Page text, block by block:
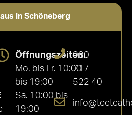
in Schöneberg
Öffnungszeiten:
Mo. bis Fr. 10:00
bis 19:00
Sa. 10:00 bis
19:00
030
217
522 40